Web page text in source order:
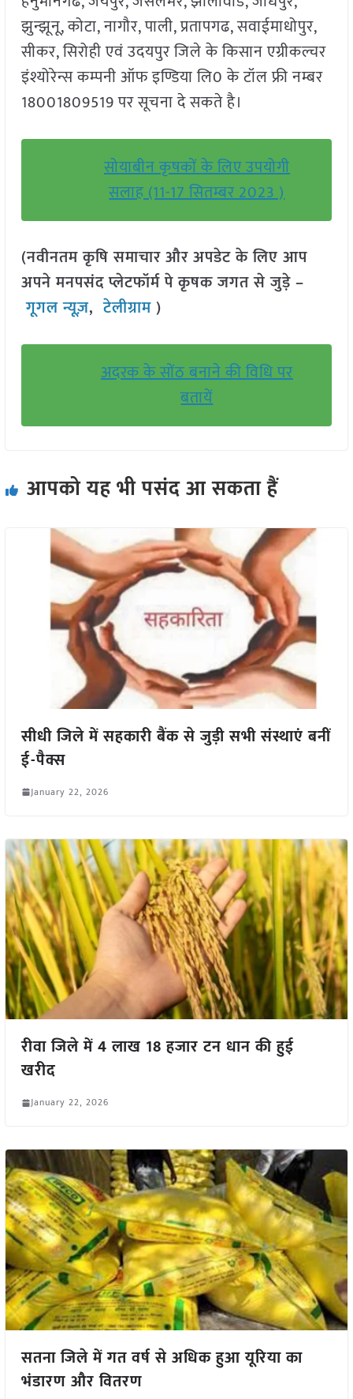
झुन्झूनू, कोटा, नागौर, पाली, प्रतापगढ, सवाईमाधोपुर,
सीकर, सिरोही एवं उदयपुर जिले के किसान एग्रीकल्चर
इंश्योरेन्स कम्पनी ऑफ इण्डिया लि0 के टॉल फ्री नम्बर
18001809519 पर सूचना दे सकते है।
सोयाबीन कृषकों के लिए उपयोगी
सलाह (11-17 सितम्बर 2023 )
(नवीनतम कृषि समाचार और अपडेट के लिए आप
अपने मनपसंद प्लेटफॉर्म पे कृषक जगत से जुड़े –
गूगल न्यूज़,टेलीग्राम )
अदरक के सोंठ बनाने की विधि पर
बतायें
आपको यह भी पसंद आ सकता हैं
सीधी जिले में सहकारी बैंक से जुड़ी सभी संस्थाएं बनीं
ई-पैक्स
January 22, 2026
रीवा जिले में 4 लाख 18 हजार टन धान की हुई
खरीद
January 22, 2026
सतना जिले में गत वर्ष से अधिक हुआ यूरिया का
भंडारण और वितरण